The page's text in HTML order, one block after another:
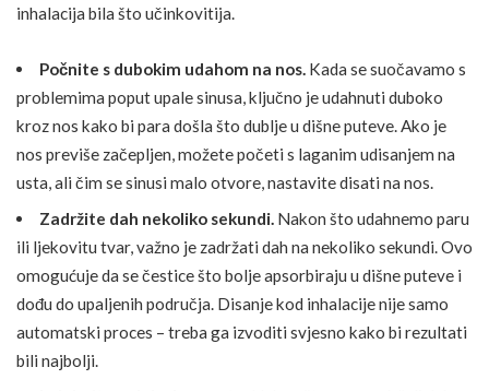
inhalacija bila što učinkovitija.
Počnite s dubokim udahom na nos. Kada se suočavamo s
problemima poput upale sinusa, ključno je udahnuti duboko
kroz nos kako bi para došla što dublje u dišne puteve. Ako je
nos previše začepljen, možete početi s laganim udisanjem na
usta, ali čim se sinusi malo otvore, nastavite disati na nos.
Zadržite dah nekoliko sekundi. Nakon što udahnemo paru
ili ljekovitu tvar, važno je zadržati dah na nekoliko sekundi. Ovo
omogućuje da se čestice što bolje apsorbiraju u dišne puteve i
dođu do upaljenih područja. Disanje kod inhalacije nije samo
automatski proces – treba ga izvoditi svjesno kako bi rezultati
bili najbolji.